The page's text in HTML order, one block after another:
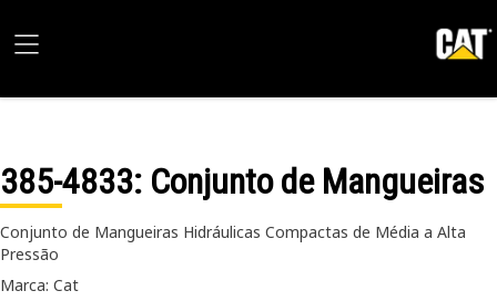
385-4833: Conjunto de Mangueiras
Conjunto de Mangueiras Hidráulicas Compactas de Média a Alta
Pressão
Marca: Cat